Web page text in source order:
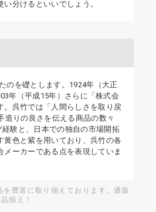
分けるといいでしょう。
のを礎とします。1924年（大正
年（平成15年）さらに「株式会
呉竹では「人間らしさを取り戻
りの良さを伝える商品の数々
験と、日本での独自の市場開拓
色と紫を用いており、呉竹の各
ーカーである点を表現していま
を豊富に取り揃えております。通販
揃え！